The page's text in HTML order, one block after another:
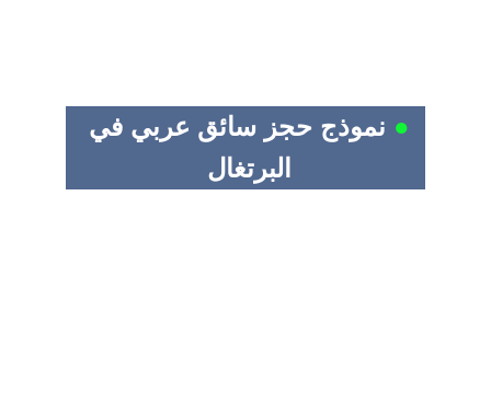
● نموذج حجز سائق عربي في
البرتغال